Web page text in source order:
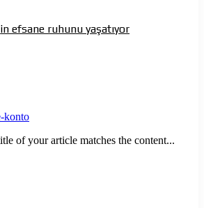
efsane ruhunu yaşatıyor
konto
of your article matches the content...